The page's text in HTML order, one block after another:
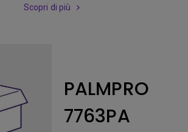
Scopri di più
PALMPRO
7763PA